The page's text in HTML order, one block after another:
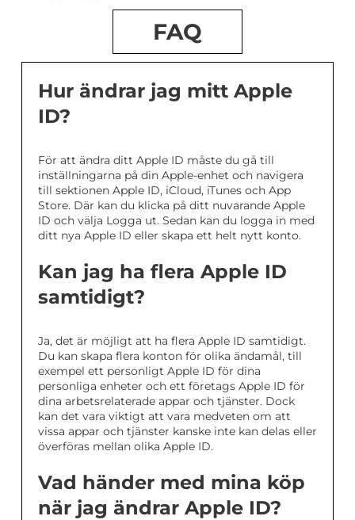
FAQ
Hur ändrar jag mitt Apple
ID?
För att ändra ditt Apple ID måste du gå till
inställningarna på din Apple-enhet och navigera
till sektionen Apple ID, iCloud, iTunes och App
Store. Där kan du klicka på ditt nuvarande Apple
ID och välja Logga ut. Sedan kan du logga in med
ditt nya Apple ID eller skapa ett helt nytt konto.
Kan jag ha flera Apple ID
samtidigt?
Ja, det är möjligt att ha flera Apple ID samtidigt.
Du kan skapa flera konton för olika ändamål, till
exempel ett personligt Apple ID för dina
personliga enheter och ett företags Apple ID för
dina arbetsrelaterade appar och tjänster. Dock
kan det vara viktigt att vara medveten om att
vissa appar och tjänster kanske inte kan delas eller
överföras mellan olika Apple ID.
Vad händer med mina köp
när jag ändrar Apple ID?